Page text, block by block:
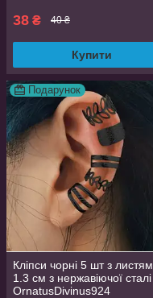
38 ₴ 40 ₴
Купити
Подарунок
Кліпси чорні 5 шт з листям
1.3 см з нержавіючої сталі
OrnatusDivinus924